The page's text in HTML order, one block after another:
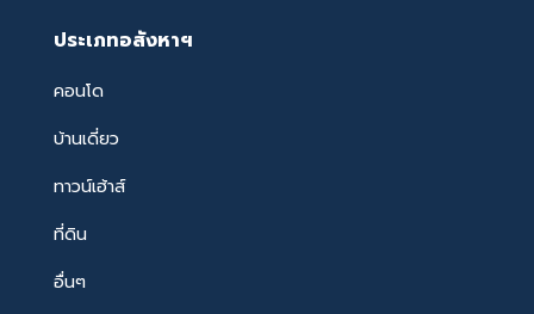
ประเภทอสังหาฯ
คอนโด
บ้านเดี่ยว
ทาวน์เฮ้าส์
ที่ดิน
อื่นๆ